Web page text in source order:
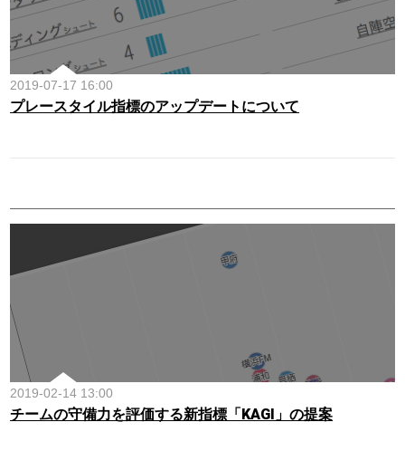
2019-07-17 16:00
プレースタイル指標のアップデートについて
2019-02-14 13:00
チームの守備力を評価する新指標「KAGI」の提案